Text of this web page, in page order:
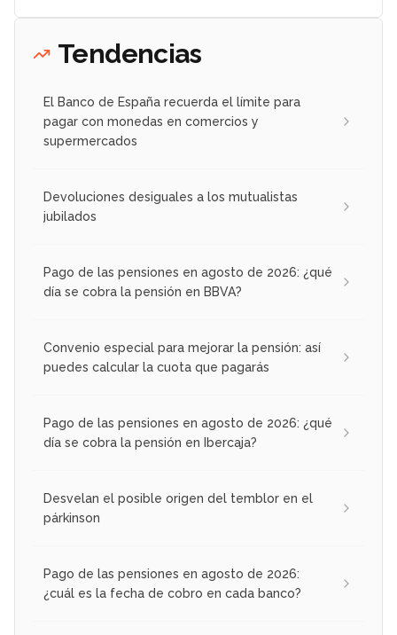
Tendencias
El Banco de España recuerda el límite para
pagar con monedas en comercios y
supermercados
Devoluciones desiguales a los mutualistas
jubilados
Pago de las pensiones en agosto de 2026: ¿qué
día se cobra la pensión en BBVA?
Convenio especial para mejorar la pensión: así
puedes calcular la cuota que pagarás
Pago de las pensiones en agosto de 2026: ¿qué
día se cobra la pensión en Ibercaja?
Desvelan el posible origen del temblor en el
párkinson
Pago de las pensiones en agosto de 2026:
¿cuál es la fecha de cobro en cada banco?